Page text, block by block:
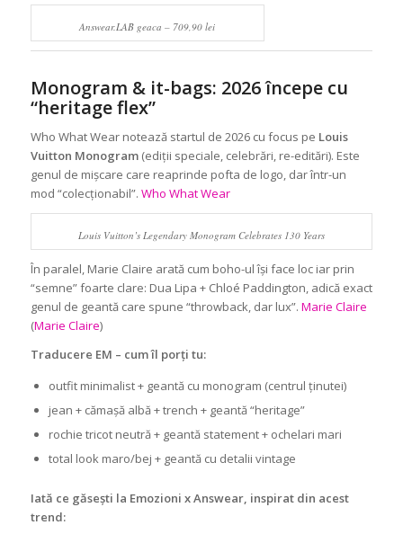
Answear.LAB geaca – 709,90 lei
Monogram & it-bags: 2026 începe cu
“heritage flex”
Who What Wear notează startul de 2026 cu focus pe Louis
Vuitton Monogram(ediții speciale, celebrări, re-editări). Este
genul de mișcare care reaprinde pofta de logo, dar într-un
mod “colecționabil”. Who What Wear
Louis Vuitton’s Legendary Monogram Celebrates 130 Years
În paralel, Marie Claire arată cum boho-ul își face loc iar prin
“semne” foarte clare: Dua Lipa + Chloé Paddington, adică exact
genul de geantă care spune “throwback, dar lux”. Marie Claire
(Marie Claire)
Traducere EM – cum îl porți tu:
outfit minimalist + geantă cu monogram (centrul ținutei)
jean + cămașă albă + trench + geantă “heritage”
rochie tricot neutră + geantă statement + ochelari mari
total look maro/bej + geantă cu detalii vintage
Iată ce găsești la Emozioni x Answear, inspirat din acest
trend: